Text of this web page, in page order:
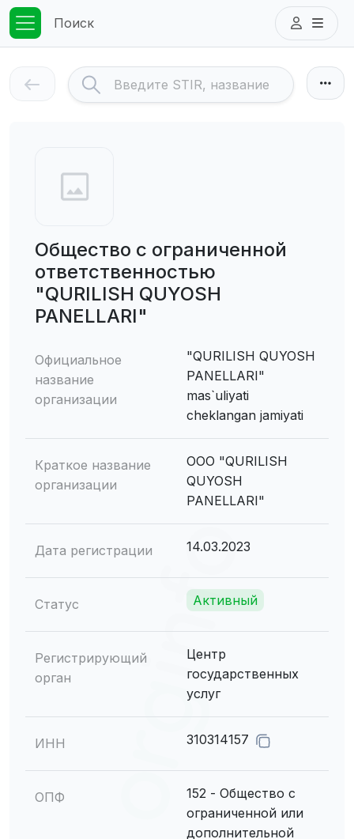
Поиск
Общество с ограниченной
ответственностью
"QURILISH QUYOSH
PANELLARI"
Официальное
название
организации
"QURILISH QUYOSH
PANELLARI"
mas`uliyati
cheklangan jamiyati
Краткое название
организации
ООО "QURILISH
QUYOSH
PANELLARI"
Дата регистрации 14.03.2023
Статус Активный
Регистрирующий
орган
Центр
государственных
услуг
ИНН 310314157
ОПФ
152 - Общество с
ограниченной или
дополнительной